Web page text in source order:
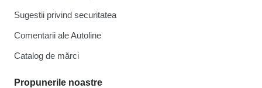
Sugestii privind securitatea
Comentarii ale Autoline
Catalog de mărcі
Propunerile noastre